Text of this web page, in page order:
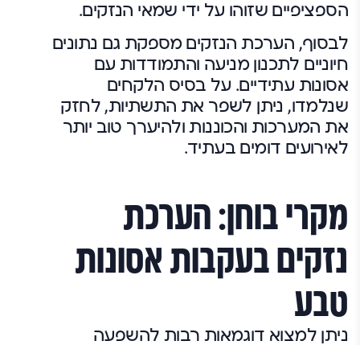
הספציפיים שזוהו על ידי שמאי הנזקים.
לבסוף, הערכת הנזקים מספקת גם נתונים
חיוניים לתכנון מניעה והתמודדות עם
אסונות עתידיים. על בסיס הלקחים
שנלמדו, ניתן לשפר את התשתיות, לחזק
את המערכות והכוננות ולהיערך טוב יותר
לאירועים דומים בעתיד.
מקרי בוחן: הערכת
נזקים בעקבות אסונות
טבע
ניתן למצוא דוגמאות רבות להשפעה